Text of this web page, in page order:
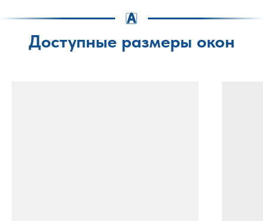
Доступные размеры окон